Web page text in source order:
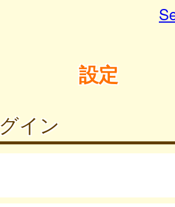
設定
イン